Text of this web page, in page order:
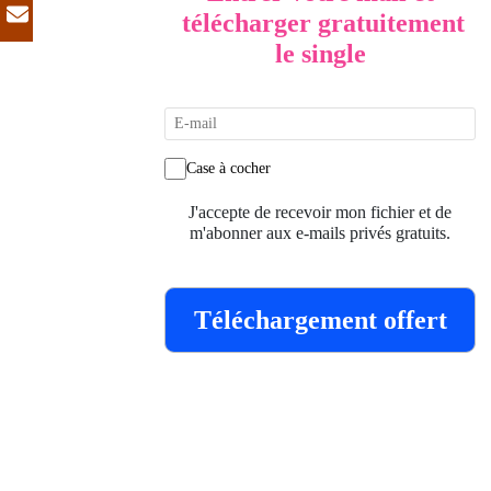
télécharger gratuitement
le single
Case à cocher
J'accepte de recevoir mon fichier et de
m'abonner aux e-mails privés gratuits.
Téléchargement offert